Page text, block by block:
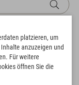
platzieren, um
anzuzeigen und
Für weitere
öffnen Sie die